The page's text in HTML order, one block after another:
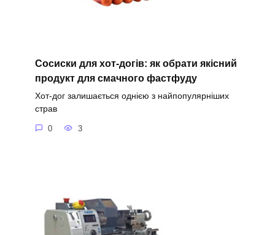
Сосиски для хот-догів: як обрати якісний
продукт для смачного фастфуду
Хот-дог залишається однією з найпопулярніших
страв
0 3